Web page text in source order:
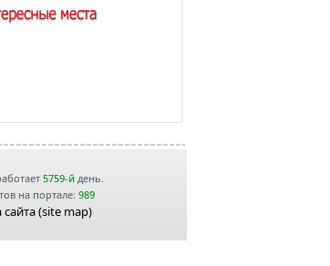
5759-йдень.
на портале: 989
сайта (site map)